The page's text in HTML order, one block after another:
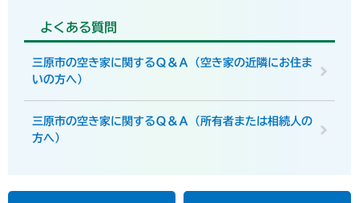
よくある質問
三原市の空き家に関するＱ＆Ａ（空き家の近隣にお住ま
いの方へ）
三原市の空き家に関するＱ＆Ａ（所有者または相続人の
方へ）